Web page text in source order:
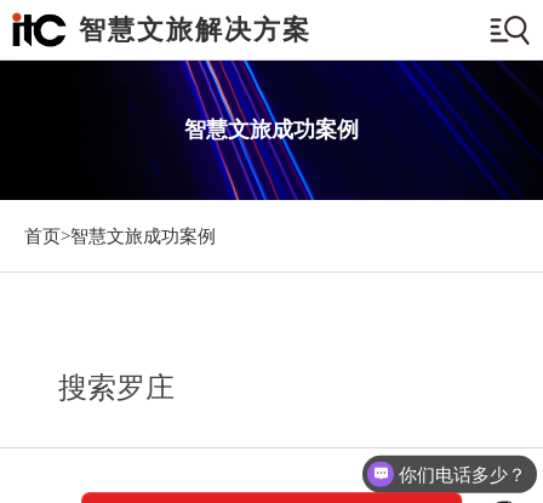
智慧文旅解决方案
智慧文旅成功案例
首页>智慧文旅成功案例
搜索罗庄
你们电话多少？